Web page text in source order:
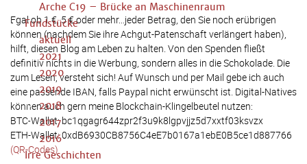
Arche C19 – Brücke an Maschinenraum
Fundstücke
aktuell
2021
2020
2019
2018
2017
2016
Irre Geschichten
Egal ob 1 €, 5 € oder mehr...jeder Betrag, den Sie noch erübrigen
können (nachdem Sie ihre Achgut-Patenschaft verlängert haben),
hilft, diesen Blog am Leben zu halten. Von den Spenden fließt
definitiv nichts in die Werbung, sondern alles in die Schokolade. Die
zum Lesen, versteht sich! Auf Wunsch und per Mail gebe ich auch
eine passende IBAN, falls Paypal nicht erwünscht ist. Digital-Natives
können auch gern meine Blockchain-Klingelbeutel nutzen:
BTC-Wallet: bc1qgagr644zpr2f3u9k8lgpvjjz5d7xxtf03ksvzx
ETH-Wallet: 0xdB6930CB8756C4eE7b0167a1ebE0B5ce1d887766
(QR-Codes)